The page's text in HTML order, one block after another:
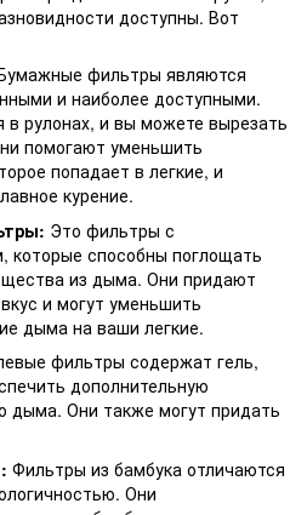
доступны. Вот
фильтры являются
и наиболее доступными.
рулонах, и вы можете вырезать
помогают уменьшить
попадает в легкие, и
курение.
Это фильтры с
которые способны поглощать
из дыма. Они придают
и могут уменьшить
дыма на ваши легкие.
фильтры содержат гель,
дополнительную
дыма. Они также могут придать
Фильтры из бамбука отличаются
Они